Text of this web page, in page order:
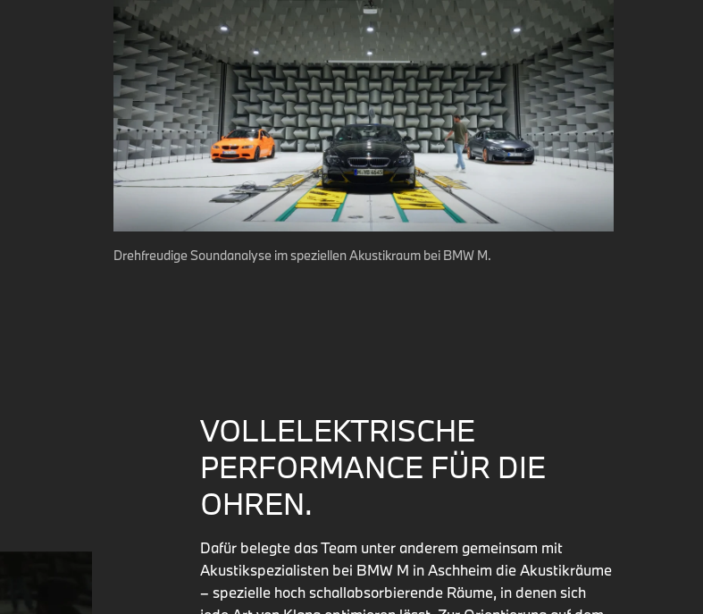
Drehfreudige Soundanalyse im speziellen Akustikraum bei BMW M.
VOLLELEKTRISCHE
PERFORMANCE FÜR DIE
OHREN.
Dafür belegte das Team unter anderem gemeinsam mit
Akustikspezialisten bei BMW M in Aschheim die Akustikräume
– spezielle hoch schallabsorbierende Räume, in denen sich